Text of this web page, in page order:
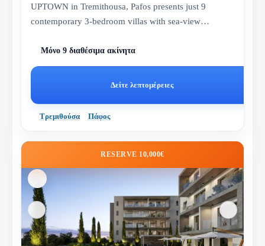
UPTOWN in Tremithousa, Pafos presents just 9
contemporary 3-bedroom villas with sea-view
Μόνο 9 διαθέσιμα ακίνητα
Δείτε λεπτομέρειες
Τρεμιθούσα Πάφος
RESERVE 10,000€